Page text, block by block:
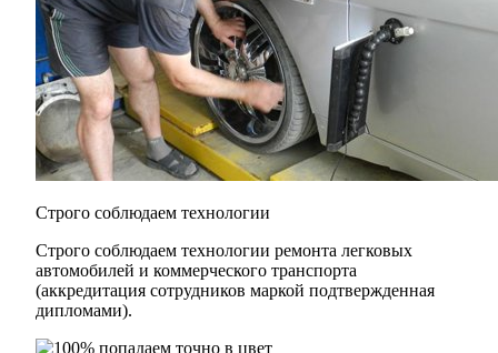
Строго соблюдаем технологии
Строго соблюдаем технологии ремонта легковых
автомобилей и коммерческого транспорта
(аккредитация сотрудников маркой подтвержденная
дипломами).